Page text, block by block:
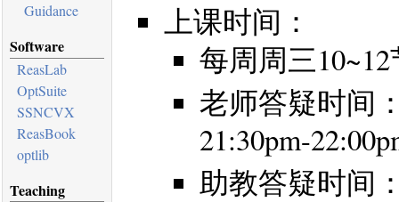
Guidance
Software
ReasLab
OptSuite
SSNCVX
ReasBook
optlib
Teaching
上课时间：
每周周三10~12
老师答疑时间
21:30pm-
助教答疑时间